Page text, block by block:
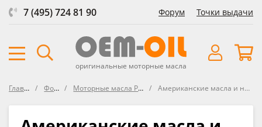
7 (495) 724 81 90 Форум Точки выдачи
оригинальные моторные масла
Главная Форум Моторные масла PENNZOIL Американские масла и наш бензин